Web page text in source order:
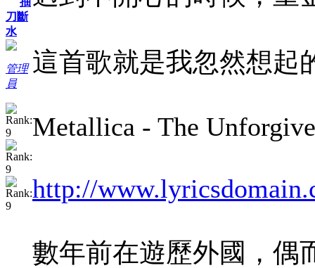
刀斷
水
管理
員
這首歌就是我忽然想起
Metallica - The
http://
數年前在遊歷外國，偶